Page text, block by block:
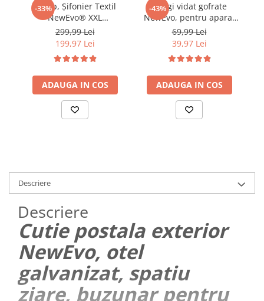
-33%
Dulap, Șifonier Textil
NewEvo® XXL
165×165×42 cm,
Garderobă Pliabilă cu
Cadru Metalic Ranforsat,
2 Bare pentru Umerașe,
Multiple Rafturi, Husă cu
Fermoare Duble, Material
Respirabil, Gri
299,99 Lei
199,97 Lei
ADAUGA IN COS
-43%
Pungi vidat gofrate
NewEvo, pentru aparat
de vidat alimente, 50
bucati, 20 cm x 25 cm,
reutilizabile, rezistente,
sous vide, lavabile in
masina de spalat, fara
BPA, transparent
69,99 Lei
39,97 Lei
ADAUGA IN COS
Descriere
Descriere
Cutie postala exterior
NewEvo, otel
galvanizat, spatiu
ziare, buzunar pentru